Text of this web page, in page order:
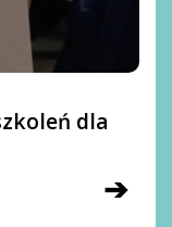
dla
➔